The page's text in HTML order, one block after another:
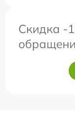
Скидка -